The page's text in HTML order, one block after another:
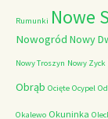
Rumunki Nowe
Nowogród Nowy
Nowy Troszyn Nowy Zyck
Obrąb Ocięte Ocypel
Okalewo Okuninka